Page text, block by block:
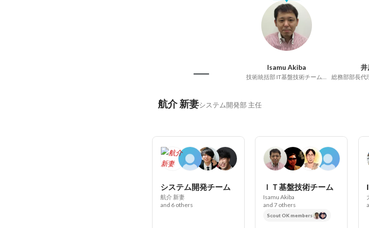
Isamu Akiba
技術統括部 IT基盤技術チーム 部長
井
航介 新妻システム開発部 主任
システム開発チーム
航介 新妻
and 6 others
ＩＴ基盤技術チーム
Isamu Akiba
and 7 others
Scout OK members